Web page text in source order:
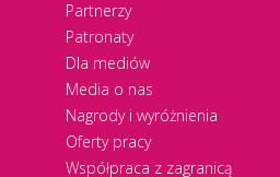
Partnerzy
Patronaty
Dla mediów
Media o nas
Nagrody i wyróżnienia
Oferty pracy
Współpraca z zagranicą